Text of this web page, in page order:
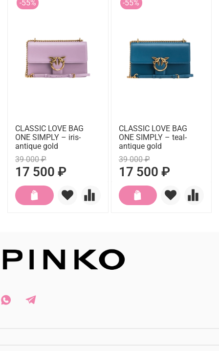
-55%
CLASSIC LOVE BAG
ONE SIMPLY – iris-
antique gold
39 000 ₽
17 500 ₽
-55%
CLASSIC LOVE BAG
ONE SIMPLY – teal-
antique gold
39 000 ₽
17 500 ₽